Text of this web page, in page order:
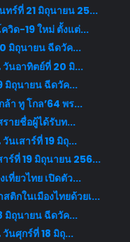
ร์ที่ 21 มิถุนายน 25...
วิด-19 ใหม่ ตั้งแต่...
มิถุนายน ฉีดวัค...
นอาทิตย์ที่ 20 มิ...
มิถุนายน ฉีดวัค...
า ทู โกล’64 พร...
ายชื่อผู้ได้รับท...
นเสาร์ที่ 19 มิถุ...
ร์ที่ 19 มิถุนายน 256...
ที่ยวไทย เปิดตัว...
กในเมืองไทยด้วยเ...
มิถุนายน ฉีดวัค...
นศุกร์ที่ 18 มิถุ...